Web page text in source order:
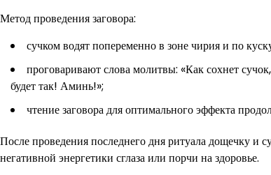
Метод проведения заговора:
сучком водят попеременно в зоне чирия и по
проговаривают слова молитвы: «Как сохнет
будет так! Аминь!»;
чтение заговора для оптимального эффекта
После проведения последнего дня ритуала дощечку и
негативной энергетики сглаза или порчи на здоровье.